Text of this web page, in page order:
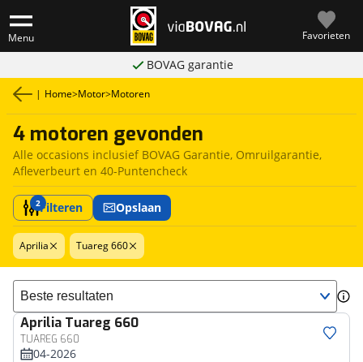
Menu Favorieten
BOVAG garantie
| Home>Motor>Motoren
4 motoren gevonden
Alle occasions inclusief BOVAG Garantie, Omruilgarantie,
Afleverbeurt en 40-Puntencheck
2Filteren Opslaan
Aprilia Tuareg 660
Sorteer resultaten
Aprilia Tuareg 660
TUAREG 660
04-2026